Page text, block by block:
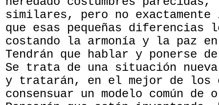
similares, pero no
que esas pequeñas diferencias
costando la armonía y la paz
Tendrán que hablar y ponerse
Se trata de una situación
y tratarán, en el mejor de los
consensuar un modelo común de